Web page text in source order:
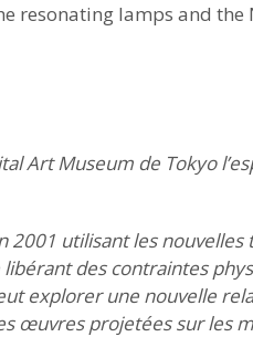
resonating lamps and the
Art Museum de Tokyo
2001 utilisant les
des contraintes
explorer une nouvelle
œuvres projetées sur les